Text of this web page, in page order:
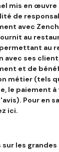
mis en œuvre
de
avec
au
au
avec ses
et de
métier (tels
le paiement à
Pour en
ici.
sur les